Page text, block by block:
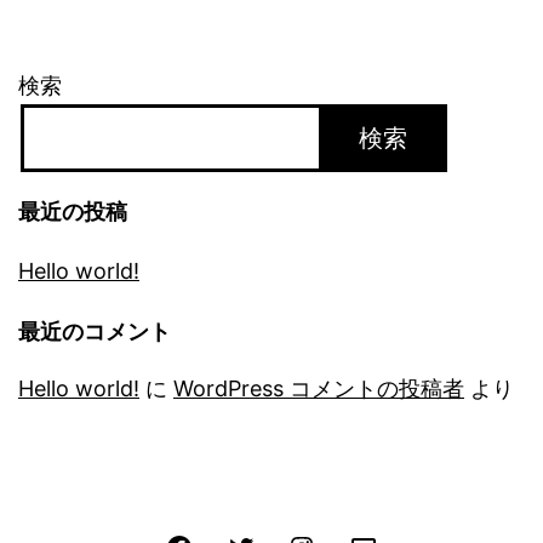
検索
検索
最近の投稿
Hello world!
最近のコメント
Hello world! に WordPress コメントの投稿者 より